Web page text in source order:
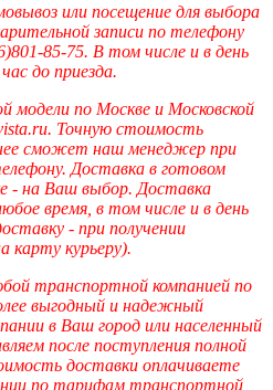
или посещение для выбора
записи по телефону
85-75. В том числе и в день
до приезда.
модели по Москве и Московской
Точную стоимость
сможет наш менеджер при
Доставка в готовом
- на Ваш выбор. Доставка
время, в том числе и в день
- при получении
карту курьеру).
транспортной компанией по
выгодный и надежный
в Ваш город или населенный
после поступления полной
доставки оплачиваете
по тарифам транспортной